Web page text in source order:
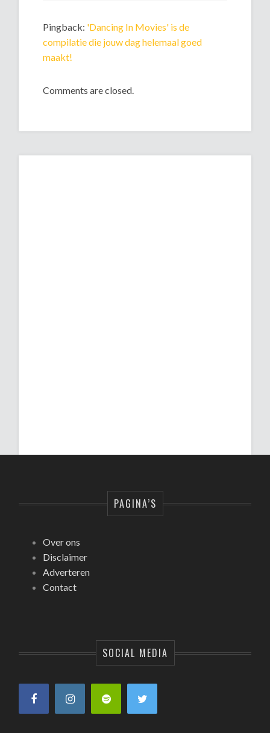
Pingback: 'Dancing In Movies' is de
compilatie die jouw dag helemaal goed
maakt!
Comments are closed.
PAGINA’S
Over ons
Disclaimer
Adverteren
Contact
SOCIAL MEDIA